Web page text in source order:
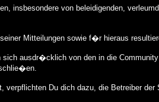
insbesondere von beleidigenden,
Mitteilungen sowie f�r hieraus
sich ausdr�cklich von den in die
Du dich dazu, die Betreiber